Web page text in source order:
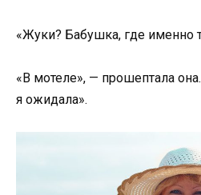
«Жуки? Бабушка, где именно
«В мотеле», — прошептала
я ожидала».